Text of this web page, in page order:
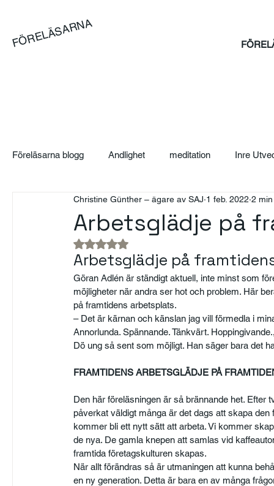
FÖRELÄSARNA
Föreläsarna blogg Andlighet meditation Inre
Artikel Case Sales Bootcamp
SAJ Boka Föreläsare - Blogg Event
Arbetsglädje på
Christine Günther – ägare av SAJ 1 feb. 2022 2
Betygsatt till NaN av 5 stjärnor.
Arbetsglädje på
Göran Adlén är ständigt aktuell, inte minst som
möjligheter när andra ser hot och problem. Här
på framtidens arbetsplats.
– Det är kärnan och känslan jag vill förmedla i
Annorlunda. Spännande. Tänkvärt.
Dö ung så sent som möjligt. Han säger bara det
FRAMTIDENS ARBETSGLÄDJE PÅ
Den här föreläsningen är så brännande het. Efter
påverkat väldigt många är det dags att skapa
kommer bli ett nytt sätt att arbeta. Vi kommer
de nya. De gamla knepen att samlas vid
framtida företagskulturen skapas.
När allt förändras så är utmaningen att kunna
en ny generation. Detta är bara en av många